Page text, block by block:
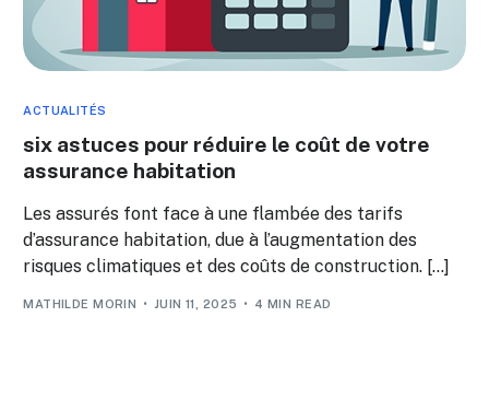
ACTUALITÉS
six astuces pour réduire le coût de votre
assurance habitation
Les assurés font face à une flambée des tarifs
d’assurance habitation, due à l’augmentation des
risques climatiques et des coûts de construction. […]
MATHILDE MORIN JUIN 11, 2025 4 MIN READ